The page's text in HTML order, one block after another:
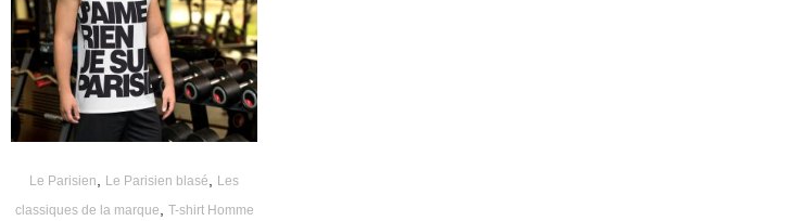
Le Parisien Le Parisien blasé
Les
classiques de la marque
T-shirt Homme